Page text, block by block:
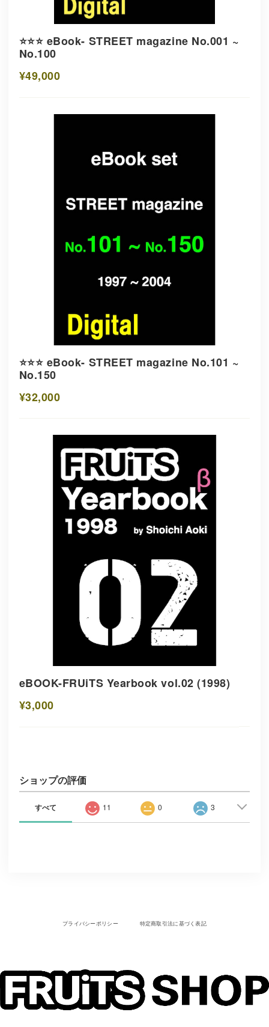
⭐️⭐️⭐️ eBook- STREET magazine No.001 ~
No.100
¥49,000
⭐️⭐️⭐️ eBook- STREET magazine No.101 ~
No.150
¥32,000
eBOOK-FRUiTS Yearbook vol.02 (1998)
¥3,000
ショップの評価
すべて 11 0 3
プライバシーポリシー 特定商取引法に基づく表記